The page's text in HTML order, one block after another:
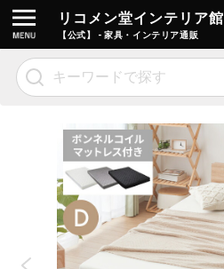
リコメン堂インテリア館
【公式】 - 家具・インテリア通販